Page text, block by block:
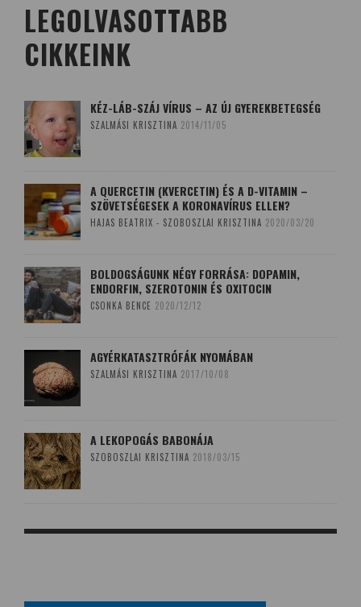
LEGOLVASOTTABB
CIKKEINK
KÉZ-LÁB-SZÁJ VÍRUS – AZ ÚJ GYEREKBETEGSÉG
SZALMÁSI KRISZTINA 2014/11/05
A QUERCETIN (KVERCETIN) ÉS A D-VITAMIN –
SZÖVETSÉGESEK A KORONAVÍRUS ELLEN?
HAJAS BEATRIX - SZOBOSZLAI KRISZTINA 2020/03/20
BOLDOGSÁGUNK NÉGY FORRÁSA: DOPAMIN,
ENDORFIN, SZEROTONIN ÉS OXITOCIN
CSONKA BENCE 2020/12/12
AGYÉRKATASZTRÓFÁK NYOMÁBAN
SZALMÁSI KRISZTINA 2017/10/08
A LEKOPOGÁS BABONÁJA
SZOBOSZLAI KRISZTINA 2018/03/15